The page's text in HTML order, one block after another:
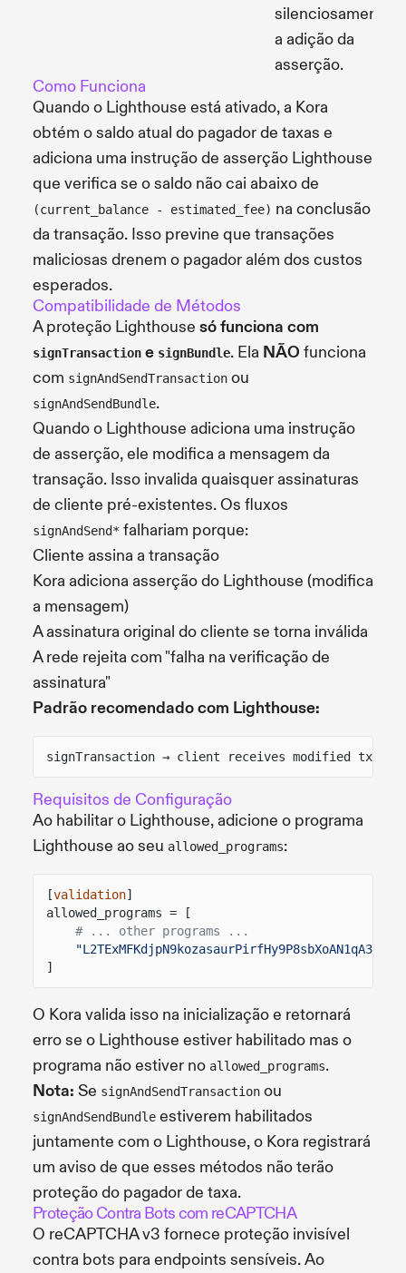
silenciosamente
a adição da
asserção.
Como Funciona
Quando o Lighthouse está ativado, a Kora
obtém o saldo atual do pagador de taxas e
adiciona uma instrução de asserção Lighthouse
que verifica se o saldo não cai abaixo de
(current_balance - estimated_fee) na conclusão
da transação. Isso previne que transações
maliciosas drenem o pagador além dos custos
esperados.
Compatibilidade de Métodos
A proteção Lighthouse só funciona com
signTransaction e signBundle. Ela NÃO funciona
com signAndSendTransaction ou
signAndSendBundle.
Quando o Lighthouse adiciona uma instrução
de asserção, ele modifica a mensagem da
transação. Isso invalida quaisquer assinaturas
de cliente pré-existentes. Os fluxos
signAndSend* falhariam porque:
Cliente assina a transação
Kora adiciona asserção do Lighthouse (modifica
a mensagem)
A assinatura original do cliente se torna inválida
A rede rejeita com "falha na verificação de
assinatura"
Padrão recomendado com Lighthouse:
signTransaction → client receives modified tx →
Requisitos de Configuração
Ao habilitar o Lighthouse, adicione o programa
Lighthouse ao seu allowed_programs:
[validation]
allowed_programs = [
# ... other programs ...
"L2TExMFKdjpN9kozasaurPirfHy9P8sbXoAN1qA3S95"
]
O Kora valida isso na inicialização e retornará
erro se o Lighthouse estiver habilitado mas o
programa não estiver no allowed_programs.
Nota: Se signAndSendTransaction ou
signAndSendBundle estiverem habilitados
juntamente com o Lighthouse, o Kora registrará
um aviso de que esses métodos não terão
proteção do pagador de taxa.
Proteção Contra Bots com reCAPTCHA
O reCAPTCHA v3 fornece proteção invisível
contra bots para endpoints sensíveis. Ao